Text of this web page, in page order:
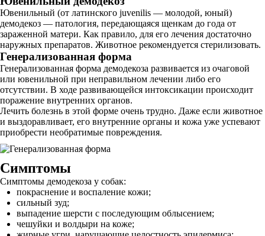
Ювенильный (от латинского juvenilis — молодой, юный)
демодекоз — патология, передающаяся щенкам до года от
зараженной матери. Как правило, для его лечения достаточно
наружных препаратов. Животное рекомендуется стерилизовать.
Генерализованная форма
Генерализованная форма демодекоза развивается из очаговой
или ювенильной при неправильном лечении либо его
отсутствии. В ходе развивающейся интоксикации происходит
поражение внутренних органов.
Лечить болезнь в этой форме очень трудно. Даже если животное
и выздоравливает, его внутренние органы и кожа уже успевают
приобрести необратимые повреждения.
Симптомы
Симптомы демодекоза у собак:
покраснение и воспаление кожи;
сильный зуд;
выпадение шерсти с последующим облысением;
чешуйки и волдыри на коже;